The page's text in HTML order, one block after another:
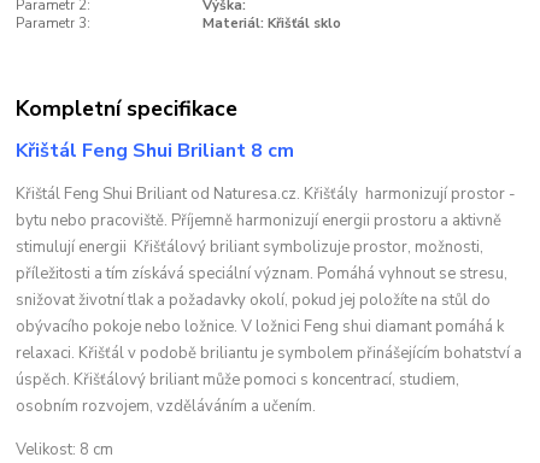
Parametr 2:
Výška:
Parametr 3:
Materiál: Křišťál sklo
Kompletní specifikace
Křištál Feng Shui Briliant 8 cm
Křištál Feng Shui Briliant od Naturesa.cz. Křišťály harmonizují prostor -
bytu nebo pracoviště. Příjemně harmonizují energii prostoru a aktivně
stimulují energii Křišťálový briliant symbolizuje prostor, možnosti,
příležitosti a tím získává speciální význam. Pomáhá vyhnout se stresu,
snižovat životní tlak a požadavky okolí, pokud jej položíte na stůl do
obývacího pokoje nebo ložnice. V ložnici Feng shui diamant pomáhá k
relaxaci. Křišťál v podobě briliantu je symbolem přinášejícím bohatství a
úspěch. Křišťálový briliant může pomoci s koncentrací, studiem,
osobním rozvojem, vzděláváním a učením.
Velikost: 8 cm